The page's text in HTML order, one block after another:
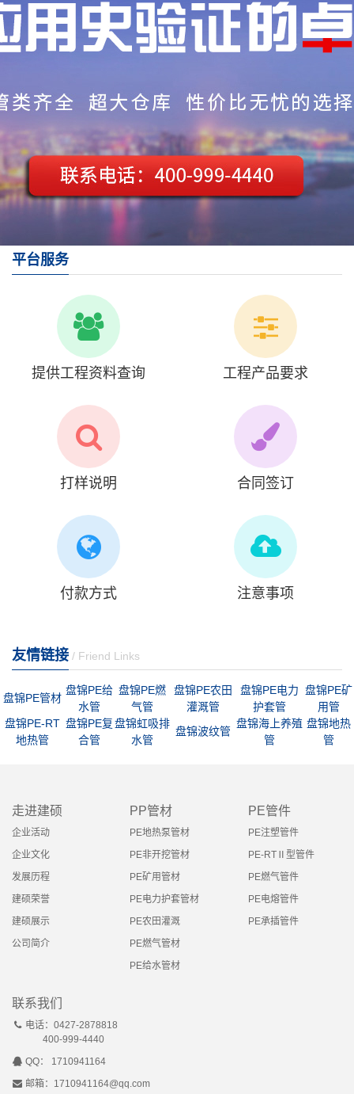
平台服务
提供工程资料查询 工程产品要求
打样说明 合同签订
付款方式 注意事项
友情链接 / Friend Links
盘锦PE管材
盘锦PE给
水管
盘锦PE燃
气管
盘锦PE农田
灌溉管
盘锦PE电力
护套管
盘锦PE矿
用管
盘锦PE-RT
地热管
盘锦PE复
合管
盘锦虹吸排
水管
盘锦波纹管
盘锦海上养殖
管
盘锦地热
管
走进建硕
企业活动
企业文化
发展历程
建硕荣誉
建硕展示
公司简介
PP管材
PE地热泵管材
PE非开挖管材
PE矿用管材
PE电力护套管材
PE农田灌溉
PE燃气管材
PE给水管材
PE管件
PE注塑管件
PE-RTⅡ型管件
PE燃气管件
PE电熔管件
PE承插管件
联系我们
电话：0427-2878818
400-999-4440
QQ： 1710941164
邮箱：1710941164@qq.com